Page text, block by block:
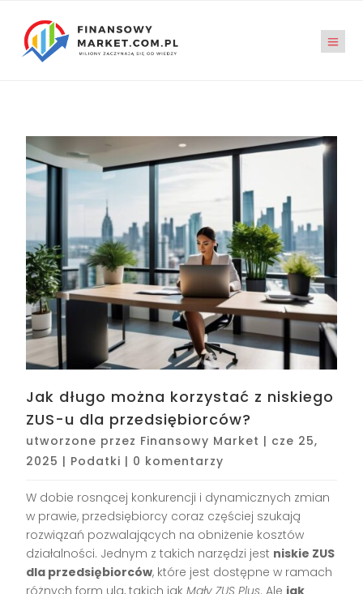
Jak długo można korzystać z niskiego
ZUS-u dla przedsiębiorców?
utworzone przez Finansowy Market | cze 25,
2025 | Podatki | 0 komentarzy
W dobie rosnącej konkurencji i dynamicznych zmian
w prawie, przedsiębiorcy coraz częściej szukają
rozwiązań pozwalających na obniżenie kosztów
działalności. Jednym z takich narzędzi jest niskie ZUS
dla przedsiębiorców, które jest dostępne w ramach
różnych form ulg, takich jakMały ZUS Plus. Ale jak